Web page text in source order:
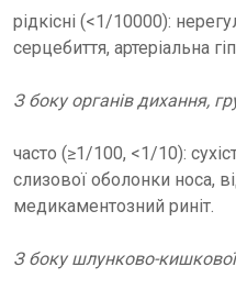
рідкісні (<1/10000):
серцебиття, артеріальна
З боку органів дихання,
часто (≥1/100, <1/10):
слизової оболонки носа,
медикаментозний риніт.
З боку шлунково-